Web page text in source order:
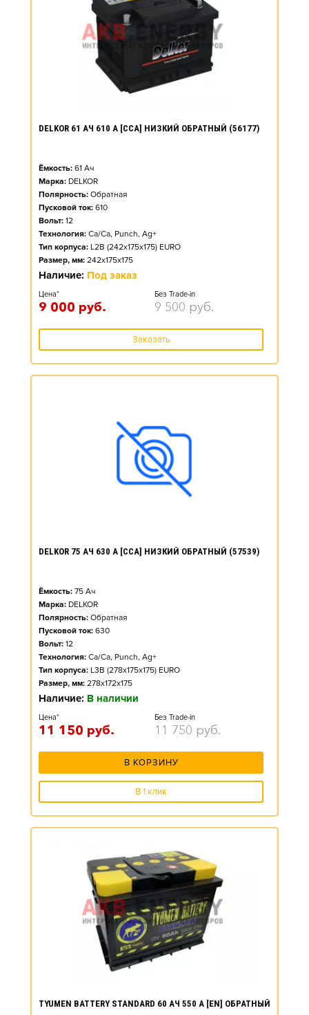
DELKOR 61 АЧ 610 А [CCA] НИЗКИЙ ОБРАТНЫЙ (56177)
Ёмкость: 61 Ач
Марка: DELKOR
Полярность: Обратная
Пусковой ток: 610
Вольт: 12
Технология: Ca/Ca, Punch, Ag+
Тип корпуса: L2B (242x175x175) EURO
Размер, мм: 242x175x175
Наличие: Под заказ
Цена*
9 000 руб.
Без Trade-in
9 500 руб.
Заказать
DELKOR 75 АЧ 630 А [CCA] НИЗКИЙ ОБРАТНЫЙ (57539)
Ёмкость: 75 Ач
Марка: DELKOR
Полярность: Обратная
Пусковой ток: 630
Вольт: 12
Технология: Ca/Ca, Punch, Ag+
Тип корпуса: L3B (278x175x175) EURO
Размер, мм: 278x172x175
Наличие: В наличии
Цена*
11 150 руб.
Без Trade-in
11 750 руб.
В КОРЗИНУ
В 1 клик
TYUMEN BATTERY STANDARD 60 АЧ 550 А [EN] ОБРАТНЫЙ